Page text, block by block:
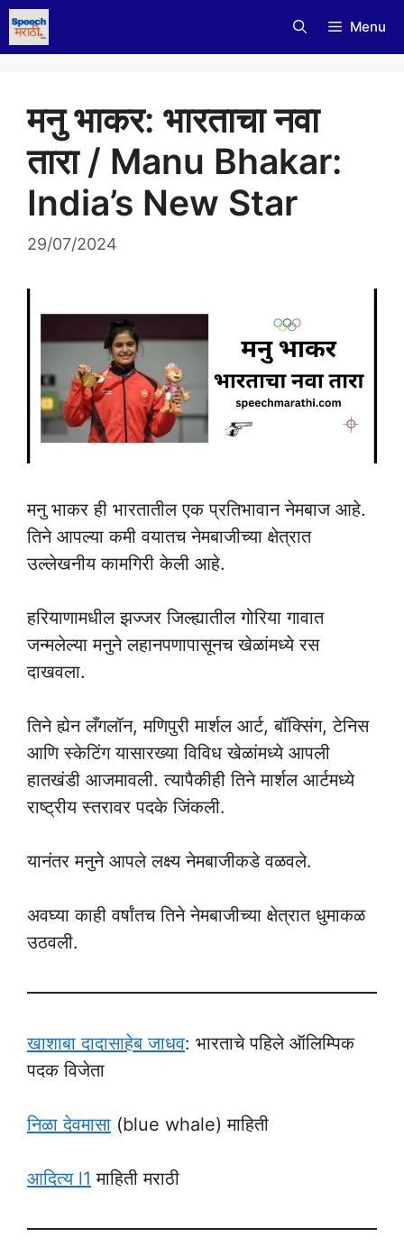
Skip
to
content
Menu
मनु भाकर: भारताचा नवा
तारा / Manu Bhakar:
India’s New Star
29/07/2024
मनु भाकर ही भारतातील एक प्रतिभावान नेमबाज आहे.
तिने आपल्या कमी वयातच नेमबाजीच्या क्षेत्रात
उल्लेखनीय कामगिरी केली आहे.
हरियाणामधील झज्जर जिल्ह्यातील गोरिया गावात
जन्मलेल्या मनुने लहानपणापासूनच खेळांमध्ये रस
दाखवला.
तिने ह्येन लँगलॉन, मणिपुरी मार्शल आर्ट, बॉक्सिंग, टेनिस
आणि स्केटिंग यासारख्या विविध खेळांमध्ये आपली
हातखंडी आजमावली. त्यापैकीही तिने मार्शल आर्टमध्ये
राष्ट्रीय स्तरावर पदके जिंकली.
यानंतर मनुने आपले लक्ष्य नेमबाजीकडे वळवले.
अवघ्या काही वर्षांतच तिने नेमबाजीच्या क्षेत्रात धुमाकळ
उठवली.
खाशाबा दादासाहेब जाधव: भारताचे पहिले ऑलिम्पिक
पदक विजेता
निळा देवमासा (blue whale) माहिती
आदित्य l1 माहिती मराठी